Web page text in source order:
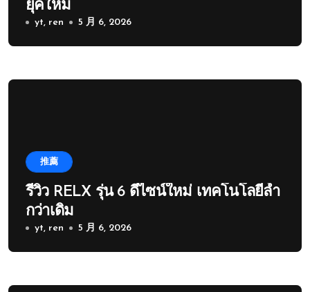
ยุคใหม่
yt, ren 5 月 6, 2026
推薦
รีวิว RELX รุ่น 6 ดีไซน์ใหม่ เทคโนโลยีล้ำ
กว่าเดิม
yt, ren 5 月 6, 2026